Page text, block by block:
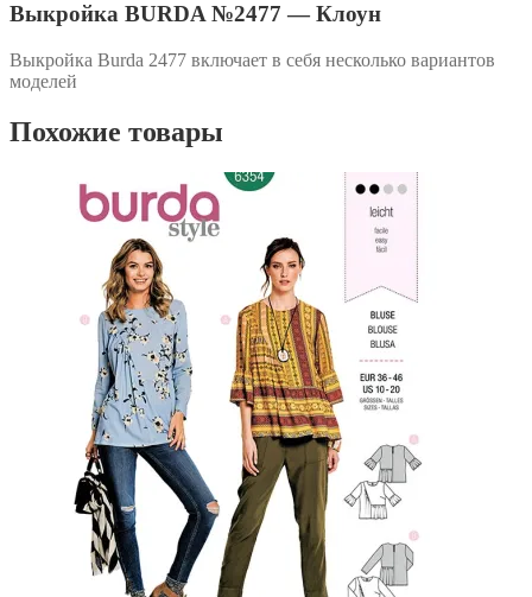
Выкройка BURDA №2477 — Клоун
Выкройка Burda 2477 включает в себя несколько вариантов
моделей
Похожие товары